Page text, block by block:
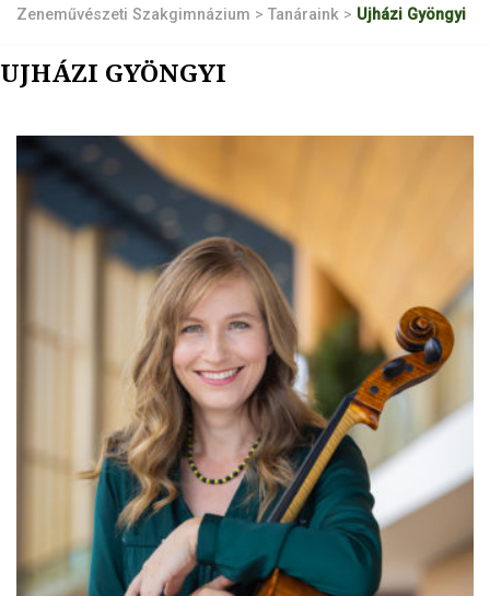
Zeneművészeti Szakgimnázium > Tanáraink > Ujházi Gyöngyi
UJHÁZI GYÖNGYI